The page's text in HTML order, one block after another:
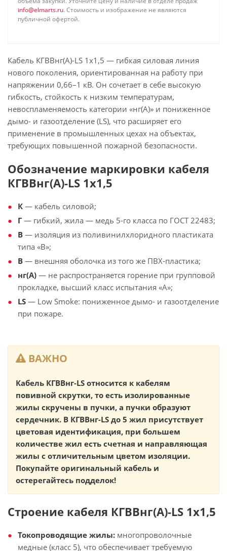
info@elmarts.ru. Стоимость и изображение не являются
публичной офертой.
Кабель КГВВнг(А)-LS 1х1,5 — гибкая силовая линия
нового поколения, ориентированная на работу при
напряжении 0,66–1 кВ. Он сочетает в себе высокую
гибкость, стойкость к низким температурам,
невоспламеняемость категории «нг(А)» и пониженное
дымо- и газоотделение (LS), что расширяет его
применение в промышленных цехах на объектах,
требующих повышенной пожарной безопасности.
Обозначение маркировки кабеля
КГВВнг(А)-LS 1х1,5
К — кабель силовой;
Г — гибкий, жила — медь 5-го класса по ГОСТ 22483;
В — изоляция из поливинилхлоридного пластиката
типа «В»;
В — внешняя оболочка из того же ПВХ-пластика;
нг(А) — не распространяется горение при групповой
прокладке, высший класс испытания «А»;
LS — Low Smoke: пониженное дымо- и газоотделение
при пожаре.
ВАЖНО
Кабель КГВВнг-LS относится к кабелям
повивной скрутки, то есть изолированные
жилы скручены в пучки, а пучки образуют
сердечник. В КГВВнг-LS до 5 жил присутствует
цветовая идентификация, при большем
количестве жил есть счетная и направляющая
жилы с отличительным цветом изоляции.
Покупайте оригинальный кабель и
остерегайтесь подделок!
Строение кабеля КГВВнг(А)-LS 1х1,5
Токопроводящие жилы: многопроволочные
медные (класс 5), что обеспечивает требуемую